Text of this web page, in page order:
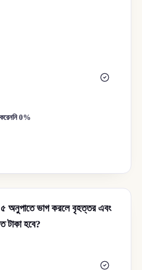
0%
অনুপাতে ভাগ করলে বৃহত্তর এবং
টাকা হবে?